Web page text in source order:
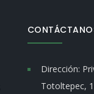
Dirección:
Totoltepec,